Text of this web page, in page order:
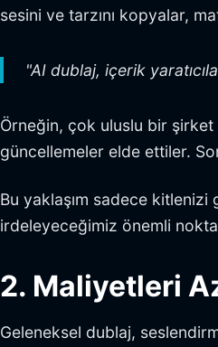
sesini ve tarzını kopyalar,
"AI dublaj, içerik
Örneğin, çok uluslu bir şirket
güncellemeler elde ettiler.
Bu yaklaşım sadece kitlenizi
irdeleyeceğimiz önemli
2. Maliyetleri
Geleneksel dublaj,